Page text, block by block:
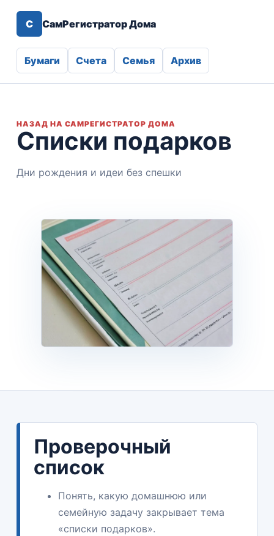
С СамРегистратор Дома
Бумаги Счета Семья Архив
НАЗАД НА САМРЕГИСТРАТОР ДОМА
Списки подарков
Дни рождения и идеи без спешки
Проверочный
список
Понять, какую домашнюю или
семейную задачу закрывает тема
«списки подарков».